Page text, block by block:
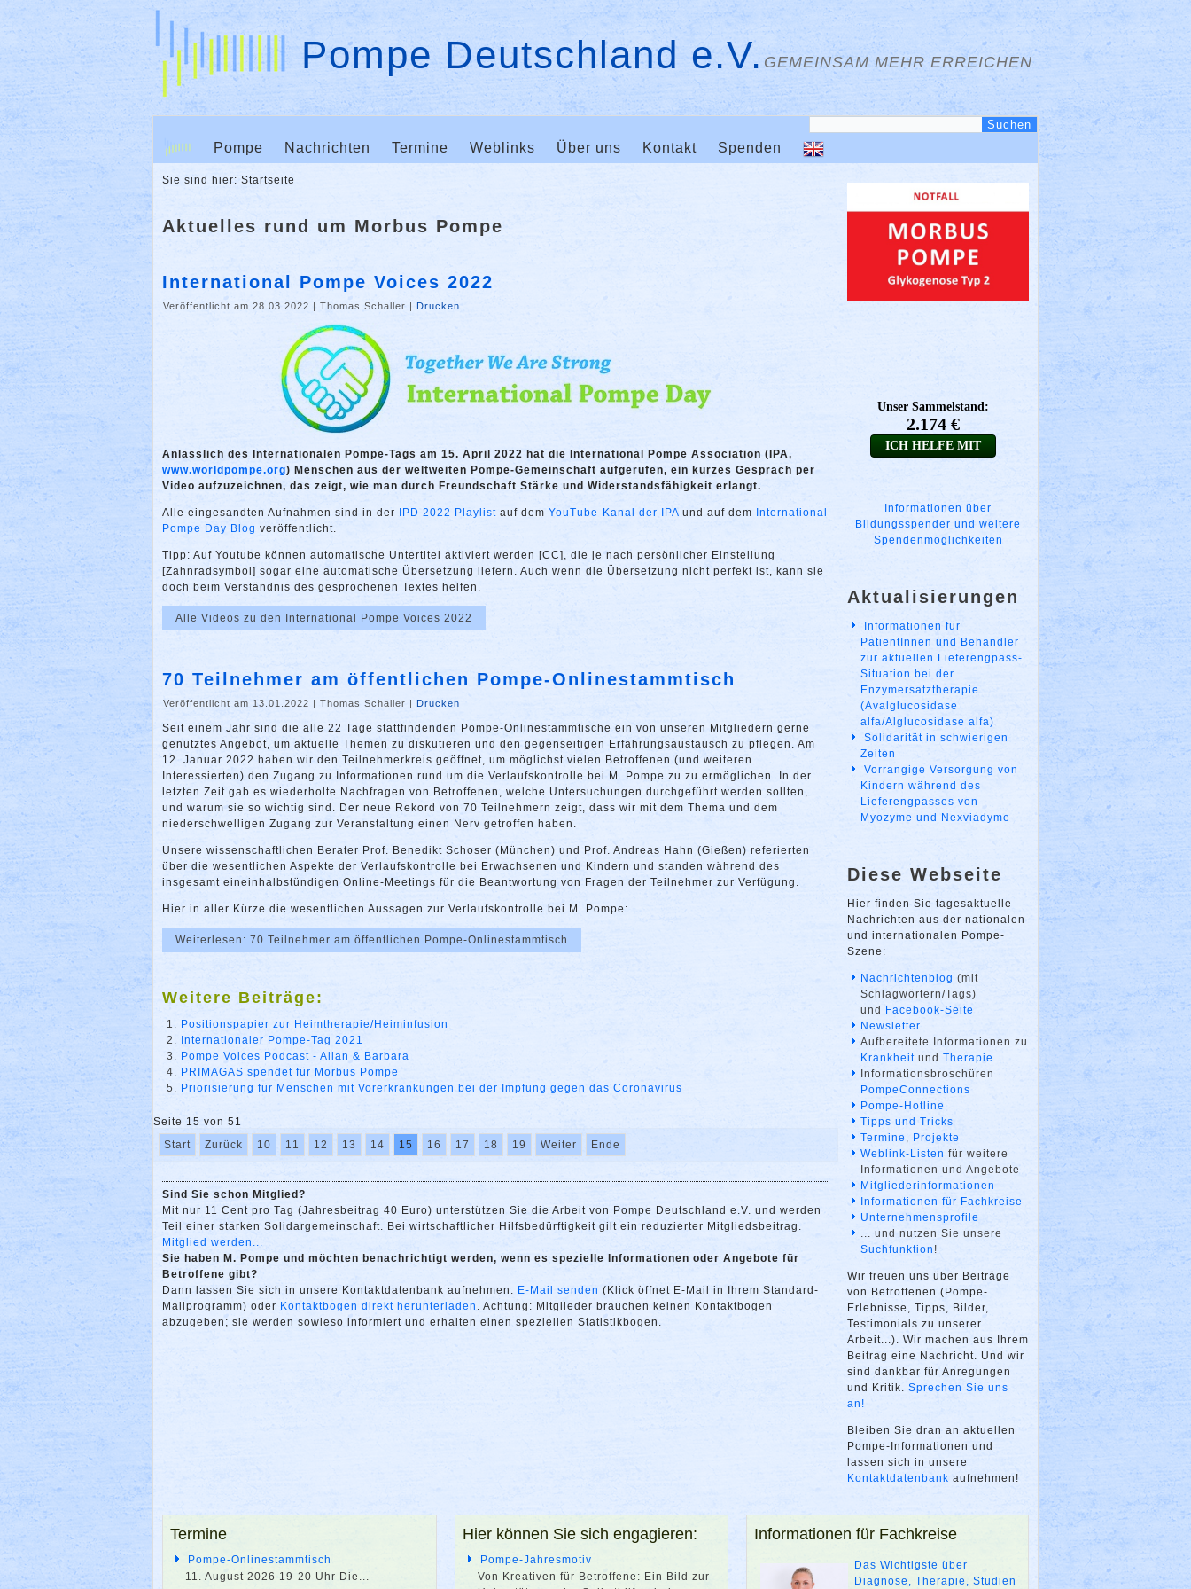
Pompe Deutschland e.V.GEMEINSAM MEHR ERREICHEN
Pompe Nachrichten Termine Weblinks Über uns Kontakt Spenden
Sie sind hier: Startseite
Aktuelles rund um Morbus Pompe
International Pompe Voices 2022
Veröffentlicht am 28.03.2022 | Thomas Schaller | Drucken
Anlässlich des Internationalen Pompe-Tags am 15. April 2022 hat die International Pompe Association (IPA,
www.worldpompe.org) Menschen aus der weltweiten Pompe-Gemeinschaft aufgerufen, ein kurzes Gespräch per
Video aufzuzeichnen, das zeigt, wie man durch Freundschaft Stärke und Widerstandsfähigkeit erlangt.
Alle eingesandten Aufnahmen sind in der IPD 2022 Playlist auf dem YouTube-Kanal der IPA und auf dem
International
Pompe Day Blog veröffentlicht.
Tipp: Auf Youtube können automatische Untertitel aktiviert werden [CC], die je nach persönlicher Einstellung
[Zahnradsymbol] sogar eine automatische Übersetzung liefern. Auch wenn die Übersetzung nicht perfekt ist, kann sie
doch beim Verständnis des gesprochenen Textes helfen.
Alle Videos zu den International Pompe Voices 2022
70 Teilnehmer am öffentlichen Pompe-Onlinestammtisch
Veröffentlicht am 13.01.2022 | Thomas Schaller | Drucken
Seit einem Jahr sind die alle 22 Tage stattfindenden Pompe-Onlinestammtische ein von unseren Mitgliedern gerne
genutztes Angebot, um aktuelle Themen zu diskutieren und den gegenseitigen Erfahrungsaustausch zu pflegen. Am
12. Januar 2022 haben wir den Teilnehmerkreis geöffnet, um möglichst vielen Betroffenen (und weiteren
Interessierten) den Zugang zu Informationen rund um die Verlaufskontrolle bei M. Pompe zu zu ermöglichen. In der
letzten Zeit gab es wiederholte Nachfragen von Betroffenen, welche Untersuchungen durchgeführt werden sollten,
und warum sie so wichtig sind. Der neue Rekord von 70 Teilnehmern zeigt, dass wir mit dem Thema und dem
niederschwelligen Zugang zur Veranstaltung einen Nerv getroffen haben.
Unsere wissenschaftlichen Berater Prof. Benedikt Schoser (München) und Prof. Andreas Hahn (Gießen) referierten
über die wesentlichen Aspekte der Verlaufskontrolle bei Erwachsenen und Kindern und standen während des
insgesamt eineinhalbstündigen Online-Meetings für die Beantwortung von Fragen der Teilnehmer zur Verfügung.
Hier in aller Kürze die wesentlichen Aussagen zur Verlaufskontrolle bei M. Pompe:
Weiterlesen: 70 Teilnehmer am öffentlichen Pompe-Onlinestammtisch
Weitere Beiträge:
Positionspapier zur Heimtherapie/Heiminfusion
Internationaler Pompe-Tag 2021
Pompe Voices Podcast - Allan & Barbara
PRIMAGAS spendet für Morbus Pompe
Priorisierung für Menschen mit Vorerkrankungen bei der Impfung gegen das Coronavirus
Seite 15 von 51
Start
Zurück 10 11 12 13 14 15 16 17 18 19 Weiter Ende
Sind Sie schon Mitglied?
Mit nur 11 Cent pro Tag (Jahresbeitrag 40 Euro) unterstützen Sie die Arbeit von Pompe Deutschland e.V. und werden
Teil einer starken Solidargemeinschaft. Bei wirtschaftlicher Hilfsbedürftigkeit gilt ein reduzierter Mitgliedsbeitrag.
Mitglied werden...
Sie haben M. Pompe und möchten benachrichtigt werden, wenn es spezielle Informationen oder Angebote für
Betroffene gibt?
Dann lassen Sie sich in unsere Kontaktdatenbank aufnehmen. E-Mail senden (Klick öffnet E-Mail in Ihrem Standard-
Mailprogramm) oder Kontaktbogen direkt herunterladen . Achtung: Mitglieder brauchen keinen Kontaktbogen
abzugeben; sie werden sowieso informiert und erhalten einen speziellen Statistikbogen.
Informationen über
Bildungsspender und weitere
Spendenmöglichkeiten
Aktualisierungen
Informationen für
PatientInnen und Behandler
zur aktuellen Lieferengpass-
Situation bei der
Enzymersatztherapie
(Avalglucosidase
alfa/Alglucosidase alfa)
Solidarität in schwierigen
Zeiten
Vorrangige Versorgung von
Kindern während des
Lieferengpasses von
Myozyme und Nexviadyme
Diese Webseite
Hier finden Sie tagesaktuelle
Nachrichten aus der nationalen
und internationalen Pompe-
Szene:
Nachrichtenblog (mit
Schlagwörtern/Tags)
und
Facebook-Seite
Newsletter
Aufbereitete Informationen zu
Krankheit und Therapie
Informationsbroschüren
PompeConnections
Pompe-Hotline
Tipps und Tricks
Termine , Projekte
Weblink-Listen für weitere
Informationen und Angebote
Mitgliederinformationen
Informationen für Fachkreise
Unternehmensprofile
... und nutzen Sie unsere
Suchfunktion !
Wir freuen uns über Beiträge
von Betroffenen (Pompe-
Erlebnisse, Tipps, Bilder,
Testimonials zu unserer
Arbeit...). Wir machen aus Ihrem
Beitrag eine Nachricht. Und wir
sind dankbar für Anregungen
und Kritik. Sprechen Sie uns
an!
Bleiben Sie dran an aktuellen
Pompe-Informationen und
lassen sich in unsere
Kontaktdatenbank aufnehmen!
Termine
Pompe-Onlinestammtisch
11. August 2026 19-20 Uhr Die ...
Hier können Sie sich engagieren:
Pompe-Jahresmotiv
Von Kreativen für Betroffene: Ein Bild zur
Informationen für Fachkreise
Das Wichtigste über
Diagnose, Therapie, Studien